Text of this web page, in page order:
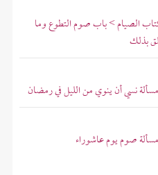
الصيام > باب صوم التطوع وما
بذلك
نسي أن ينوي من الليل في رمضان
صوم يوم عاشوراء